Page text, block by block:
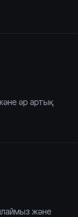
әр артық
және